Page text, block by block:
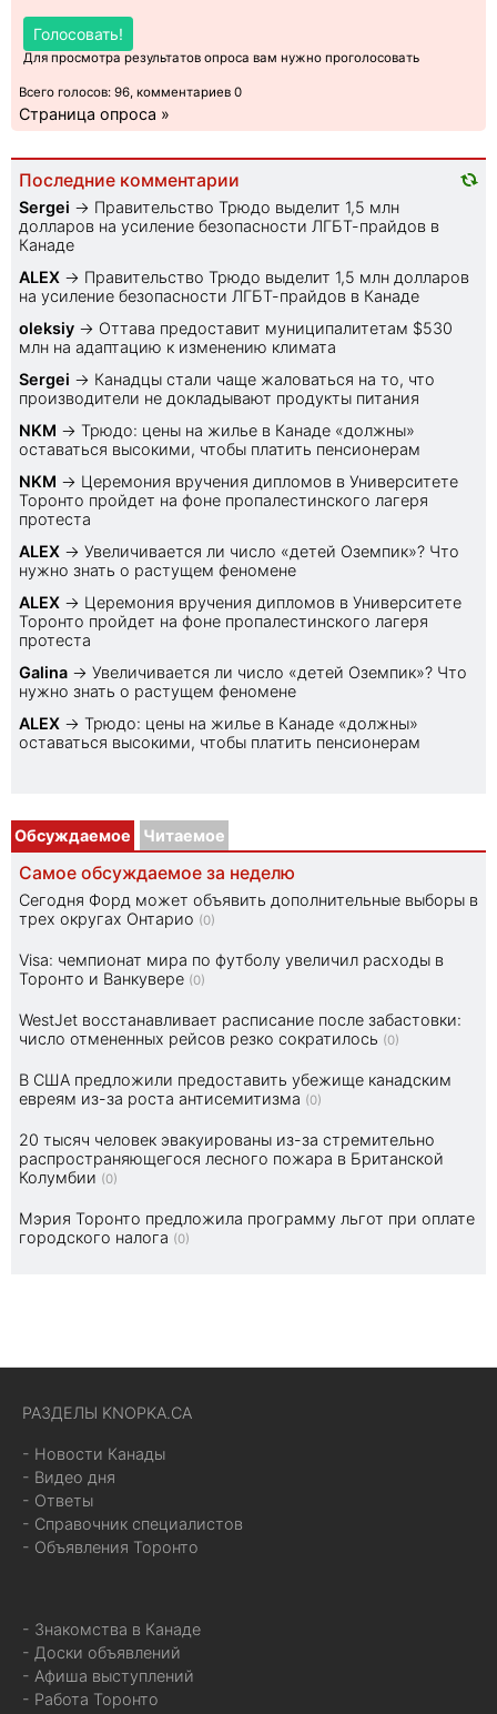
Голосовать!
Для просмотра результатов опроса вам нужно проголосовать
Всего голосов: 96, комментариев 0
Страница опроса »
Последние комментарии
Sеrgei → Правительство Трюдо выделит 1,5 млн
долларов на усиление безопасности ЛГБТ-прайдов в
Канаде
ALEX → Правительство Трюдо выделит 1,5 млн долларов
на усиление безопасности ЛГБТ-прайдов в Канаде
oleksiy → Оттава предоставит муниципалитетам $530
млн на адаптацию к изменению климата
Sеrgei → Канадцы стали чаще жаловаться на то, что
производители не докладывают продукты питания
NKM → Трюдо: цены на жилье в Канаде «должны»
оставаться высокими, чтобы платить пенсионерам
NKM → Церемония вручения дипломов в Университете
Торонто пройдет на фоне пропалестинского лагеря
протеста
ALEX → Увеличивается ли число «детей Оземпик»? Что
нужно знать о растущем феномене
ALEX → Церемония вручения дипломов в Университете
Торонто пройдет на фоне пропалестинского лагеря
протеста
Galina → Увеличивается ли число «детей Оземпик»? Что
нужно знать о растущем феномене
ALEX → Трюдо: цены на жилье в Канаде «должны»
оставаться высокими, чтобы платить пенсионерам
Обсуждаемое Читаемое
Самое обсуждаемое за неделю
Сегодня Форд может объявить дополнительные выборы в
трех округах Онтарио (0)
Visa: чемпионат мира по футболу увеличил расходы в
Торонто и Ванкувере (0)
WestJet восстанавливает расписание после забастовки:
число отмененных рейсов резко сократилось (0)
В США предложили предоставить убежище канадским
евреям из-за роста антисемитизма (0)
20 тысяч человек эвакуированы из-за стремительно
распространяющегося лесного пожара в Британской
Колумбии (0)
Мэрия Торонто предложила программу льгот при оплате
городского налога (0)
РАЗДЕЛЫ KNOPKA.CA
- Новости Канады
- Видео дня
- Ответы
- Справочник специалистов
- Объявления Торонто
- Знакомства в Канаде
- Доски объявлений
- Афиша выступлений
- Работа Торонто